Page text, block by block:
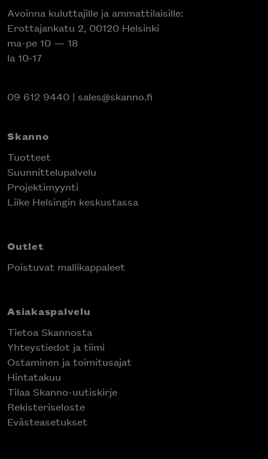
Avoinna kuluttajille ja ammattilaisille:
Erottajankatu 2, 00120 Helsinki
ma-pe 10 — 18
la 10-17
09 612 9440 | sales@skanno.fi
Skanno
Tuotteet
Suunnittelupalvelu
Projektimyynti
Liike Helsingin keskustassa
Outlet
Poistuvat mallikappaleet
Asiakaspalvelu
Tietoa Skannosta
Yhteystiedot ja tiimi
Ostaminen ja toimitusajat
Hintatakuu
Tilaa Skanno-uutiskirje
Rekisteriseloste
Evästeasetukset